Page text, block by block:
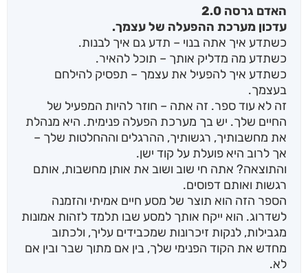
האדם גרסה 2.0
עדכון מערכת ההפעלה של עצמך.
כשתדע איך אתה בנוי – תדע גם איך לבנות.
כשתדע מה מדליק אותך – תוכל להאיר.
כשתדע איך להפעיל את עצמך – תפסיק להילחם
בעצמך.
זה לא עוד ספר. זה אתה – חוזר להיות המפעיל של
החיים שלך. יש בך מערכת הפעלה פנימית. היא מנהלת
את מחשבותיך, רגשותיך, ההרגלים וההחלטות שלך –
אך לרוב היא פועלת על קוד ישן.
והתוצאה? אתה חי שוב ושוב את אותן מחשבות, אותם
רגשות ואותם דפוסים.
הספר הזה הוא תוצר של מסע חיים אמיתי והזמנה
לשדרוג. הוא ייקח אותך למסע שבו תלמד לזהות אמונות
מגבילות, לנקות זיכרונות שמכבידים עליך, ולכתוב
מחדש את הקוד הפנימי שלך, בין אם מתוך שבר ובין אם
לא.